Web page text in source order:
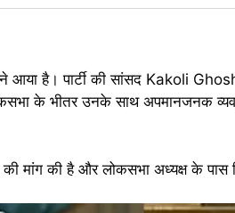
आया है। पार्टी की सांसद Kakoli
के भीतर उनके साथ अपमानजनक
की मांग की है और लोकसभा अध्यक्ष के